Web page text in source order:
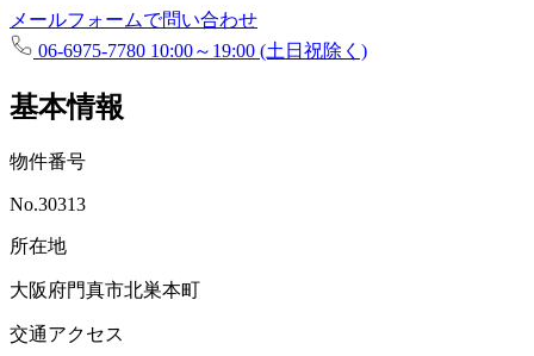
メールフォームで問い合わせ
06-6975-7780 10:00～19:00 (土日祝除く)
基本情報
物件番号
No.30313
所在地
大阪府門真市北巣本町
交通アクセス